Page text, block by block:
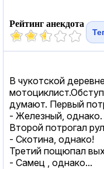
Рейтинг анекдота
В чукотской
думают. Первый
- Железный, однако.
Второй потрогал
- Скотина, однако!
Третий пощюпал
- Самец , однако...